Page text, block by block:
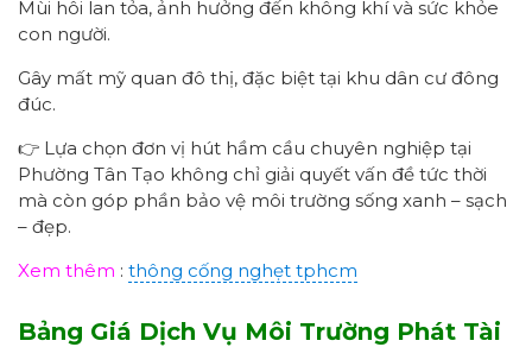
Mùi hôi lan tỏa, ảnh hưởng đến không khí và sức khỏe
con người.
Gây mất mỹ quan đô thị, đặc biệt tại khu dân cư đông
đúc.
👉 Lựa chọn đơn vị hút hầm cầu chuyên nghiệp tại
Phường Tân Tạo không chỉ giải quyết vấn đề tức thời
mà còn góp phần bảo vệ môi trường sống xanh – sạch
– đẹp.
Xem thêm : thông cống nghẹt tphcm
Bảng Giá Dịch Vụ Môi Trường Phát Tài